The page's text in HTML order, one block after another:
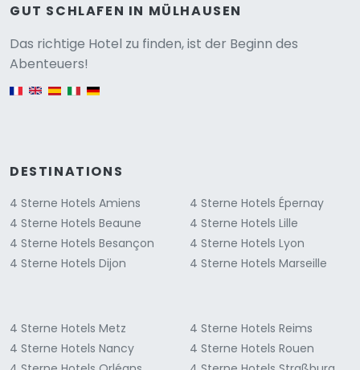
GUT SCHLAFEN IN MÜLHAUSEN
Das richtige Hotel zu finden, ist der Beginn des
Abenteuers!
DESTINATIONS
4 Sterne Hotels Amiens
4 Sterne Hotels Beaune
4 Sterne Hotels Besançon
4 Sterne Hotels Dijon
4 Sterne Hotels Épernay
4 Sterne Hotels Lille
4 Sterne Hotels Lyon
4 Sterne Hotels Marseille
4 Sterne Hotels Metz
4 Sterne Hotels Nancy
4 Sterne Hotels Reims
4 Sterne Hotels Rouen